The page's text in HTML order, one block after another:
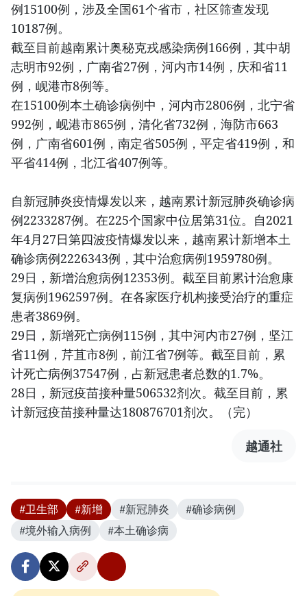
例15100例，涉及全国61个省市，社区筛查发现
10187例。
截至目前越南累计奥秘克戎感染病例166例，其中胡
志明市92例，广南省27例，河内市14例，庆和省11
例，岘港市8例等。
在15100例本土确诊病例中，河内市2806例，北宁省
992例，岘港市865例，清化省732例，海防市663
例，广南省601例，南定省505例，平定省419例，和
平省414例，北江省407例等。
自新冠肺炎疫情爆发以来，越南累计新冠肺炎确诊病
例2233287例。在225个国家中位居第31位。自2021
年4月27日第四波疫情爆发以来，越南累计新增本土
确诊病例2226343例，其中治愈病例1959780例。
29日，新增治愈病例12353例。截至目前累计治愈康
复病例1962597例。在各家医疗机构接受治疗的重症
患者3869例。
29日，新增死亡病例115例，其中河内市27例，坚江
省11例，芹苴市8例，前江省7例等。截至目前，累
计死亡病例37547例，占新冠患者总数的1.7%。
28日，新冠疫苗接种量506532剂次。截至目前，累
计新冠疫苗接种量达180876701剂次。（完）
越通社
#卫生部 #新增 #新冠肺炎
#确诊病例
#境外输入病例
#本土确诊病